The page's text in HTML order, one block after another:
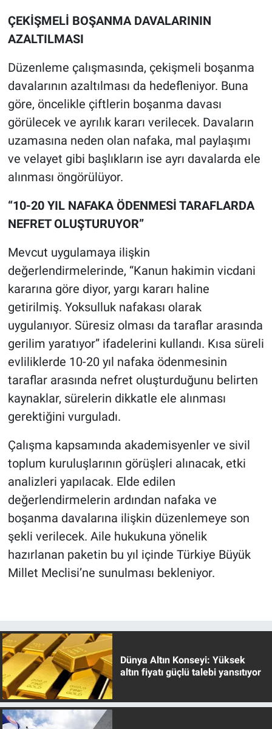
ÇEKİŞMELİ BOŞANMA DAVALARININ
AZALTILMASI
Düzenleme çalışmasında, çekişmeli boşanma
davalarının azaltılması da hedefleniyor. Buna
göre, öncelikle çiftlerin boşanma davası
görülecek ve ayrılık kararı verilecek. Davaların
uzamasına neden olan nafaka, mal paylaşımı
ve velayet gibi başlıkların ise ayrı davalarda ele
alınması öngörülüyor.
“10-20 YIL NAFAKA ÖDENMESİ TARAFLARDA
NEFRET OLUŞTURUYOR”
Mevcut uygulamaya ilişkin
değerlendirmelerinde, “Kanun hakimin vicdani
kararına göre diyor, yargı kararı haline
getirilmiş. Yoksulluk nafakası olarak
uygulanıyor. Süresiz olması da taraflar arasında
gerilim yaratıyor” ifadelerini kullandı. Kısa süreli
evliliklerde 10-20 yıl nafaka ödenmesinin
taraflar arasında nefret oluşturduğunu belirten
kaynaklar, sürelerin dikkatle ele alınması
gerektiğini vurguladı.
Çalışma kapsamında akademisyenler ve sivil
toplum kuruluşlarının görüşleri alınacak, etki
analizleri yapılacak. Elde edilen
değerlendirmelerin ardından nafaka ve
boşanma davalarına ilişkin düzenlemeye son
şekli verilecek. Aile hukukuna yönelik
hazırlanan paketin bu yıl içinde Türkiye Büyük
Millet Meclisi’ne sunulması bekleniyor.
Dünya Altın Konseyi: Yüksek
altın fiyatı güçlü talebi yansıtıyor